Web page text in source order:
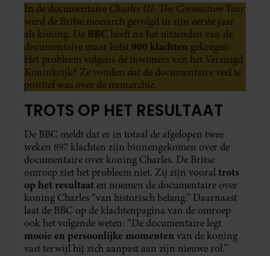
In de documentaire Charles III: The Coronation Year
werd de Britse monarch gevolgd in zijn eerste jaar
als koning. De BBC heeft na het uitzenden van de
documentaire maar liefst 900 klachten gekregen.
Het probleem volgens de inwoners van het Verenigd
Koninkrijk? Ze vonden dat de documentaire veel te
positief was over de monarchie.
TROTS OP HET RESULTAAT
De BBC meldt dat er in totaal de afgelopen twee
weken 897 klachten zijn binnengekomen over de
documentaire over koning Charles. De Britse
omroep ziet het probleem niet. Zij zijn vooraltrots
op het resultaat en noemen de documentaire over
koning Charles “van historisch belang.” Daarnaast
laat de BBC op de klachtenpagina van de omroep
ook het volgende weten: “De documentaire legt
mooie en persoonlijke momentenvan de koning
vast terwijl hij zich aanpast aan zijn nieuwe rol.”